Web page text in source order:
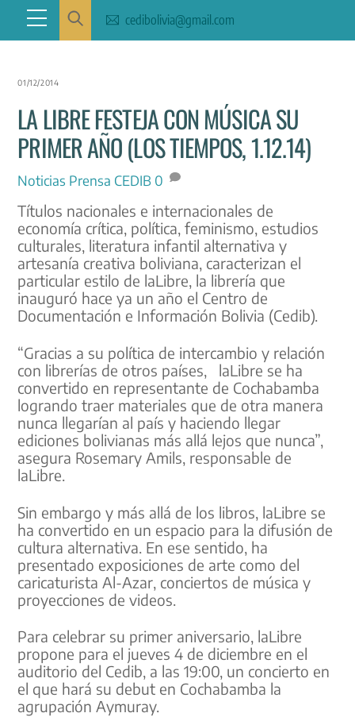
content
Menu cedibolivia@gmail.com
01/12/2014
LA LIBRE FESTEJA CON MÚSICA SU
PRIMER AÑO (LOS TIEMPOS, 1.12.14)
Noticias Prensa CEDIB 0
Títulos nacionales e internacionales de
economía crítica, política, feminismo, estudios
culturales, literatura infantil alternativa y
artesanía creativa boliviana, caracterizan el
particular estilo de laLibre, la librería que
inauguró hace ya un año el Centro de
Documentación e Información Bolivia (Cedib).
“Gracias a su política de intercambio y relación
con librerías de otros países, laLibre se ha
convertido en representante de Cochabamba
logrando traer materiales que de otra manera
nunca llegarían al país y haciendo llegar
ediciones bolivianas más allá lejos que nunca”,
asegura Rosemary Amils, responsable de
laLibre.
Sin embargo y más allá de los libros, laLibre se
ha convertido en un espacio para la difusión de
cultura alternativa. En ese sentido, ha
presentado exposiciones de arte como del
caricaturista Al-Azar, conciertos de música y
proyecciones de videos.
Para celebrar su primer aniversario, laLibre
propone para el jueves 4 de diciembre en el
auditorio del Cedib, a las 19:00, un concierto en
el que hará su debut en Cochabamba la
agrupación Aymuray.